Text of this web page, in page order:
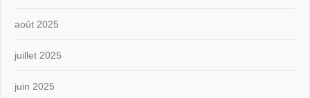
août 2025
juillet 2025
juin 2025